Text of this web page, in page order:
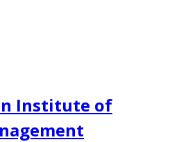
Institute of